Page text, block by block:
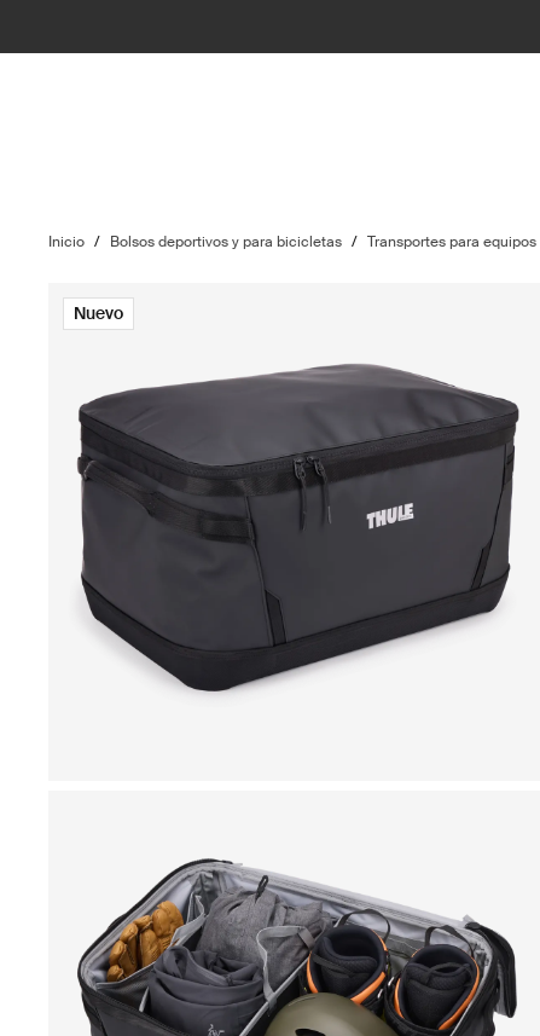
Inicio / Bolsos deportivos y para bicicletas / Transportes para equipos
Nuevo